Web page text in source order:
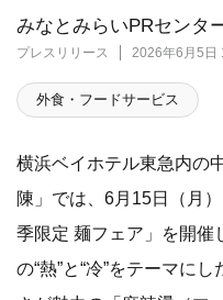
みなとみらいPRセンタ
プレスリリース 2026年6月5日
外食・フードサービス
横浜ベイホテル東急内の
陳」では、6月15日（月
季限定 麺フェア」を開催
の“熱”と“冷”をテーマに